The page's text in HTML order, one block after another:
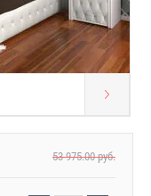
53 975.00руб.